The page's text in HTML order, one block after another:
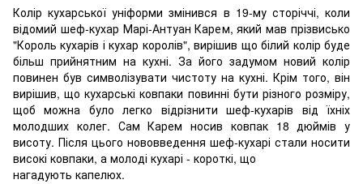
Колір кухарської уніформи змінився в 19-му сторіччі, коли
відомий шеф-кухар Марі-Антуан Карем, який мав прізвисько
"Король кухарів і кухар королів", вирішив що білий колір буде
більш прийнятним на кухні. За його задумом новий колір
повинен був символізувати чистоту на кухні. Крім того, він
вирішив, що кухарські ковпаки повинні бути різного розміру,
щоб можна було легко відрізнити шеф-кухарів від їхніх
молодших колег. Сам Карем носив ковпак 18 дюймів у
висоту. Після цього нововведення шеф-кухарі стали носити
високі ковпаки, а молоді кухарі - короткі, що
нагадують капелюх.